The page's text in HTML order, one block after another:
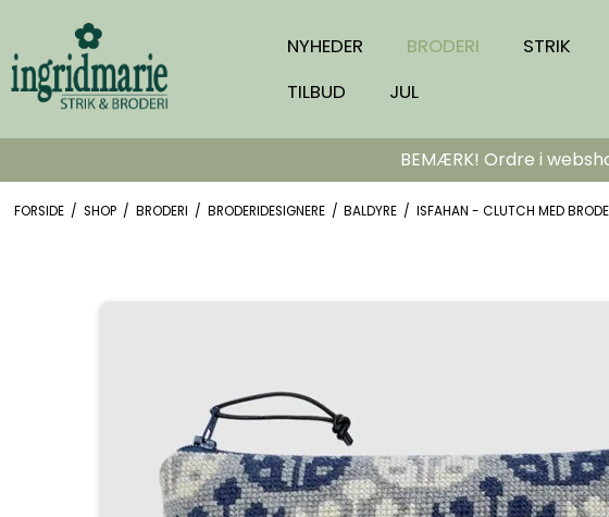
NYHEDER BRODERI STRIK
TILBUD
JUL
BEMÆRK! Ordre i
FORSIDE / SHOP / BRODERI / BRODERIDESIGNERE / BALDYRE / ISFAHAN - CLUTCH MED